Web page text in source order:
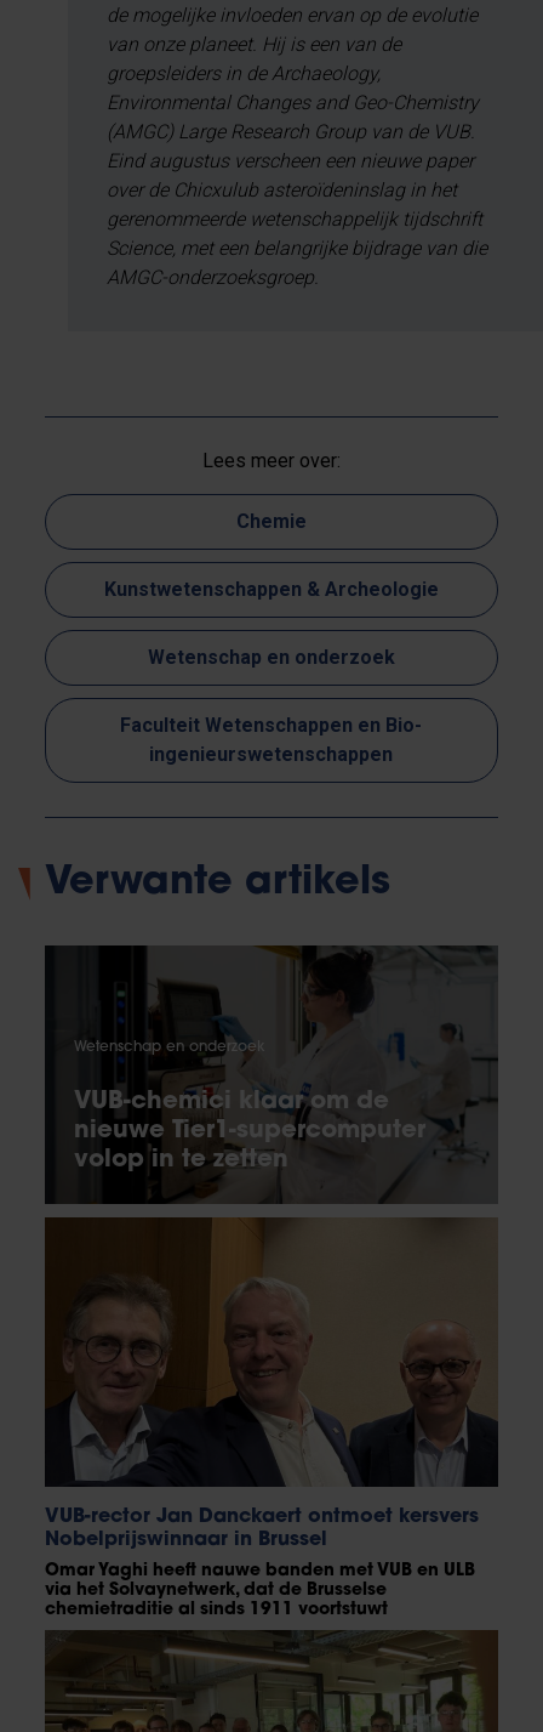
de mogelijke invloeden ervan op de evolutie
van onze planeet. Hij is een van de
groepsleiders in de Archaeology,
Environmental Changes and Geo-Chemistry
(AMGC) Large Research Group van de VUB.
Eind augustus verscheen een nieuwe paper
over de Chicxulub asteroïdeninslag in het
gerenommeerde wetenschappelijk tijdschrift
Science, met een belangrijke bijdrage van die
AMGC-onderzoeksgroep.
Lees meer over:
Chemie
Kunstwetenschappen & Archeologie
Wetenschap en onderzoek
Faculteit Wetenschappen en Bio-
ingenieurswetenschappen
Verwante artikels
Wetenschap en onderzoek
VUB-chemici klaar om de
nieuwe Tier1-supercomputer
volop in te zetten
VUB-rector Jan Danckaert ontmoet kersvers
Nobelprijswinnaar in Brussel
Omar Yaghi heeft nauwe banden met VUB en ULB
via het Solvaynetwerk, dat de Brusselse
chemietraditie al sinds 1911 voortstuwt